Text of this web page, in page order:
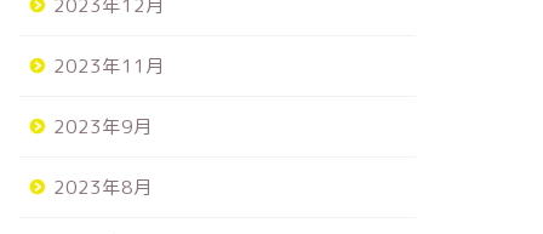
2023年12月
2023年11月
2023年9月
2023年8月